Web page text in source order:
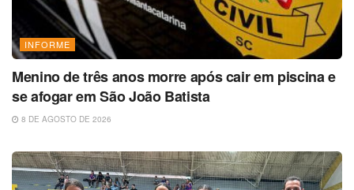
INFORME
Menino de três anos morre após cair em piscina e
se afogar em São João Batista
8 DE AGOSTO DE 2026